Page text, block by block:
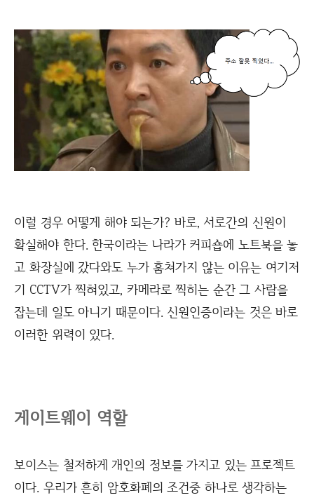
이럴 경우 어떻게 해야 되는가? 바로, 서로간의 신원이
확실해야 한다. 한국이라는 나라가 커피숍에 노트북을 놓
고 화장실에 갔다와도 누가 훔쳐가지 않는 이유는 여기저
기 CCTV가 찍혀있고, 카메라로 찍히는 순간 그 사람을
잡는데 일도 아니기 때문이다. 신원인증이라는 것은 바로
이러한 위력이 있다.
게이트웨이 역할
보이스는 철저하게 개인의 정보를 가지고 있는 프로젝트
이다. 우리가 흔히 암호화폐의 조건중 하나로 생각하는